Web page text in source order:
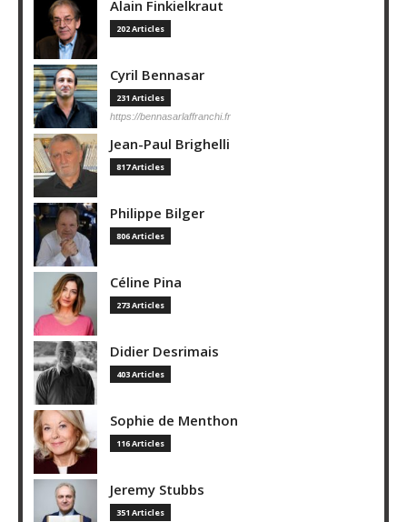
Alain Finkielkraut
202 Articles
Cyril Bennasar
231 Articles
https://bennasarlaffranchi.fr
Jean-Paul Brighelli
817 Articles
Philippe Bilger
806 Articles
Céline Pina
273 Articles
Didier Desrimais
403 Articles
Sophie de Menthon
116 Articles
Jeremy Stubbs
351 Articles